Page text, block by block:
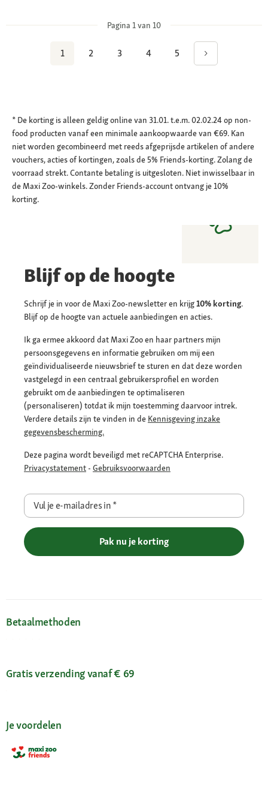
Pagina 1 van 10
1 2 3 4 5
* De korting is alleen geldig online van 31.01. t.e.m. 02.02.24 op non-
food producten vanaf een minimale aankoopwaarde van €69. Kan
niet worden gecombineerd met reeds afgeprijsde artikelen of andere
vouchers, acties of kortingen, zoals de 5% Friends-korting. Zolang de
voorraad strekt. Contante betaling is uitgesloten. Niet inwisselbaar in
de Maxi Zoo-winkels. Zonder Friends-account ontvang je 10%
korting.
Blijf op de hoogte
Schrijf je in voor de Maxi Zoo-newsletter en krijg10% korting.
Blijf op de hoogte van actuele aanbiedingen en acties.
Ik ga ermee akkoord dat Maxi Zoo en haar partners mijn
persoonsgegevens en informatie gebruiken om mij een
geïndividualiseerde nieuwsbrief te sturen en dat deze worden
vastgelegd in een centraal gebruikersprofiel en worden
gebruikt om de aanbiedingen te optimaliseren
(personaliseren) totdat ik mijn toestemming daarvoor intrek.
Verdere details zijn te vinden in de Kennisgeving inzake
gegevensbescherming.
Deze pagina wordt beveiligd met reCAPTCHA Enterprise.
Privacystatement - Gebruiksvoorwaarden
Vul je e-mailadres in*
Pak nu je korting
Betaalmethoden
Gratis verzending vanaf € 69
Je voordelen